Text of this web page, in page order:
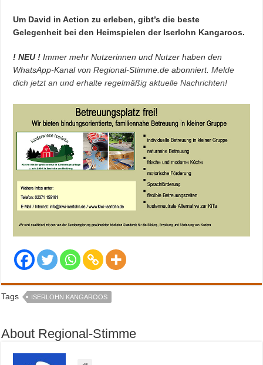
Um David in Action zu erleben, gibt’s die beste
Gelegenheit bei den Heimspielen der Iserlohn Kangaroos.
! NEU ! Immer mehr Nutzerinnen und Nutzer haben den
WhatsApp-Kanal von Regional-Stimme.de abonniert.Melde
dich jetzt an und erhalte regelmäßig aktuelle Nachrichten!
Tags ISERLOHN KANGAROOS
About Regional-Stimme